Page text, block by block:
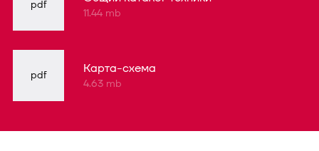
pdf
11.44 mb
pdf Карта-схема
4.63 mb